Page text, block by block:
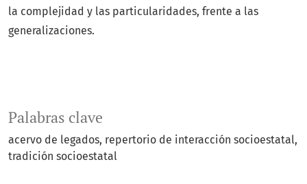
Palabras clave
acervo de legados repertorio de interacción socioestatal
tradición socioestatal
la complejidad y las particularidades, frente a las
generalizaciones.